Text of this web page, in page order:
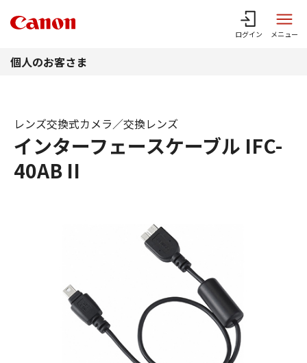
ログイン メニュー
個人のお客さま
インターフェースケーブル IFC-
40AB II
レンズ交換式カメラ／交換レンズ